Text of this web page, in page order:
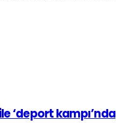
‘deport kampı’nda